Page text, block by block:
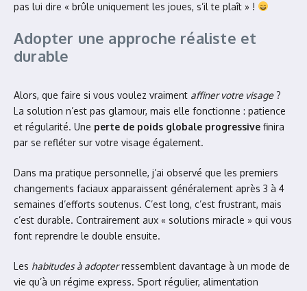
pas lui dire « brûle uniquement les joues, s’il te plaît » !
Adopter une approche réaliste et
durable
Alors, que faire si vous voulez vraiment affiner votre visage?
La solution n’est pas glamour, mais elle fonctionne : patience
et régularité. Une perte de poids globale progressive finira
par se refléter sur votre visage également.
Dans ma pratique personnelle, j’ai observé que les premiers
changements faciaux apparaissent généralement après 3 à 4
semaines d’efforts soutenus. C’est long, c’est frustrant, mais
c’est durable. Contrairement aux « solutions miracle » qui vous
font reprendre le double ensuite.
Les habitudes à adopterressemblent davantage à un mode de
vie qu’à un régime express. Sport régulier, alimentation